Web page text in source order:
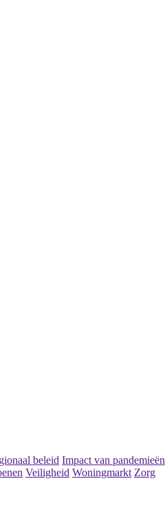
beleid Impact van pandemieën
Veiligheid Woningmarkt Zorg